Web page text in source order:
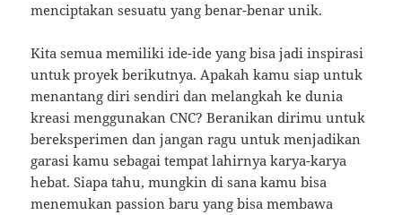
menciptakan sesuatu yang benar-benar unik.
Kita semua memiliki ide-ide yang bisa jadi inspirasi
untuk proyek berikutnya. Apakah kamu siap untuk
menantang diri sendiri dan melangkah ke dunia
kreasi menggunakan CNC? Beranikan dirimu untuk
bereksperimen dan jangan ragu untuk menjadikan
garasi kamu sebagai tempat lahirnya karya-karya
hebat. Siapa tahu, mungkin di sana kamu bisa
menemukan passion baru yang bisa membawa